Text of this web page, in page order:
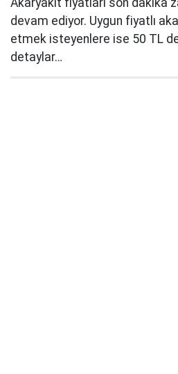
Akaryakıt fiyatları son dakika
devam ediyor. Uygun fiyatlı
etmek isteyenlere ise 50 TL
detaylar…